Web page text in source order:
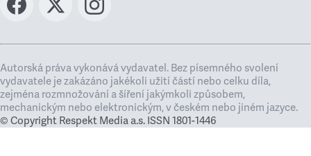
Autorská práva vykonává vydavatel. Bez písemného svolení
vydavatele je zakázáno jakékoli užití částí nebo celku díla,
zejména rozmnožování a šíření jakýmkoli způsobem,
mechanickým nebo elektronickým, v českém nebo jiném jazyce.
© Copyright Respekt Media a.s. ISSN 1801-1446